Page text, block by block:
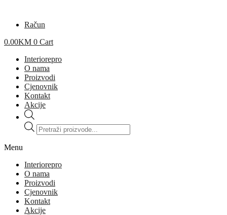
Račun
0.00KM 0 Cart
Interiorepro
O nama
Proizvodi
Cjenovnik
Kontakt
Akcije
Products
search
Menu
Interiorepro
O nama
Proizvodi
Cjenovnik
Kontakt
Akcije